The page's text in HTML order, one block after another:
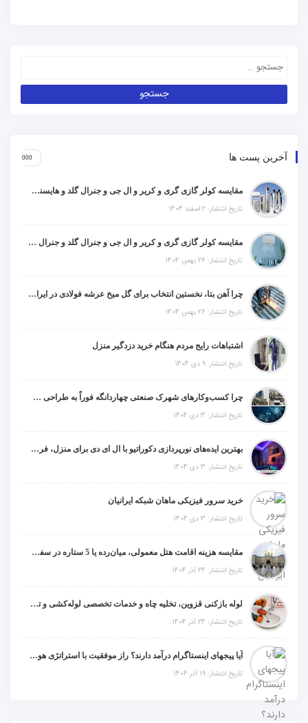
آخرین پست ها
مقایسه کولر گازی گری و کریر و ال جی و جنرال گلد و هایسنس و مدیا و اجنرال
تاریخ انتشار: 2 اسفند 1404
مقایسه کولر گازی گری و کریر و ال جی و جنرال گلد و جنرال شکار و سامسونگ و یونیوا
تاریخ انتشار: 26 بهمن 1404
چرا آهن بتا، نخستین انتخاب برای گل میخ عرشه فولادی در ایران است؟
تاریخ انتشار: 26 بهمن 1404
اشتباهات رایج مردم هنگام خرید دزدگیر منزل
تاریخ انتشار: 9 دی 1404
چرا کسب‌وکارهای شهرک صنعتی چهاردانگه فوراً به طراحی سایت نیاز دارند؟
تاریخ انتشار: 3 دی 1404
بهترین ایده‌های نورپردازی دکوراتیو با ال ای دی برای منزل، فروشگاه و دفتر کار
تاریخ انتشار: 3 دی 1404
خرید سرور فیزیکی ماهان شبکه ایرانیان
تاریخ انتشار: 3 دی 1404
مقایسه هزینه اقامت هتل معمولی، میان‌رده یا 5 ستاره در سفر زیارتی عراق
تاریخ انتشار: 24 آذر 1404
لوله بازکنی قزوین، تخلیه چاه و خدمات تخصصی لوله‌کشی و تشخیص ترکیدگی
تاریخ انتشار: 24 آذر 1404
آیا پیجهای اینستاگرام درآمد دارند؟ راز موفقیت با استراتژی هوشمندانه
تاریخ انتشار: 19 آذر 1404